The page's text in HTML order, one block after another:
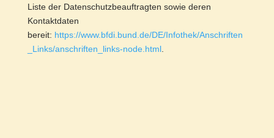
Liste der Datenschutzbeauftragten sowie deren
Kontaktdaten
bereit: https://www.bfdi.bund.de/DE/Infothek/Anschriften
_Links/anschriften_links-node.html.